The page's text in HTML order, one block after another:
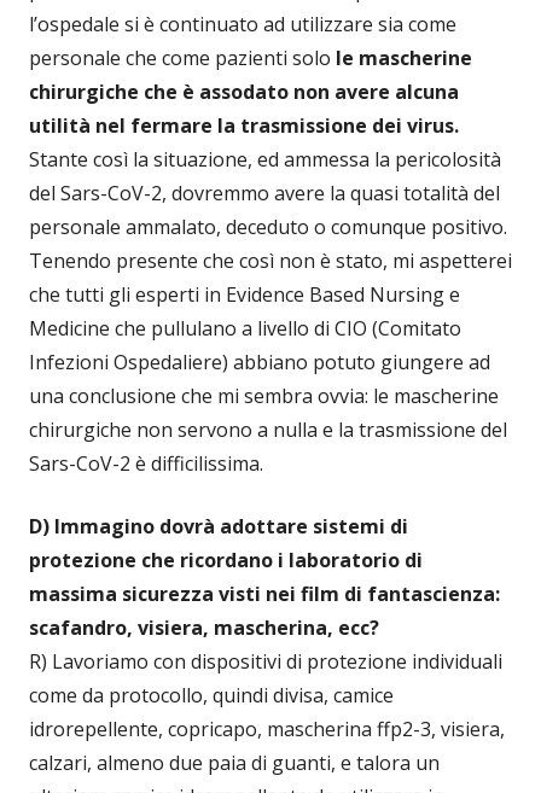
l’ospedale si è continuato ad utilizzare sia come
personale che come pazienti solo le mascherine
chirurgiche che è assodato non avere alcuna
utilità nel fermare la trasmissione dei virus.
Stante così la situazione, ed ammessa la pericolosità
del Sars-CoV-2, dovremmo avere la quasi totalità del
personale ammalato, deceduto o comunque positivo.
Tenendo presente che così non è stato, mi aspetterei
che tutti gli esperti in Evidence Based Nursing e
Medicine che pullulano a livello di CIO (Comitato
Infezioni Ospedaliere) abbiano potuto giungere ad
una conclusione che mi sembra ovvia: le mascherine
chirurgiche non servono a nulla e la trasmissione del
Sars-CoV-2 è difficilissima.
D) Immagino dovrà adottare sistemi di
protezione che ricordano i laboratorio di
massima sicurezza visti nei film di fantascienza:
scafandro, visiera, mascherina, ecc?
R) Lavoriamo con dispositivi di protezione individuali
come da protocollo, quindi divisa, camice
idrorepellente, copricapo, mascherina ffp2-3, visiera,
calzari, almeno due paia di guanti, e talora un